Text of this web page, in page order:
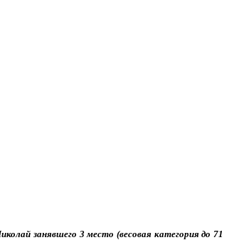
занявшего 3 место (весовая категория до 71